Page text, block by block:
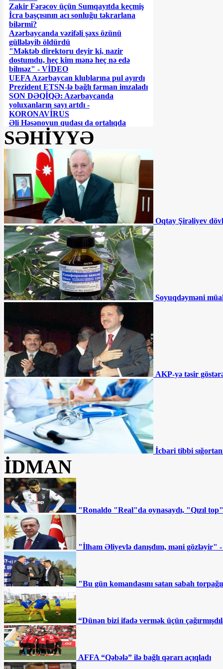
Zakir Fərəcov üçün Sumqayıtda keçmiş
İcra başçısının acı sonluğu təkrarlana
bilərmi?
Azərbaycanda vəzifəli şəxs özünü
güllələyib öldürdü
"Məktəb direktoru deyir ki, nazir
dostumdu, heç kim mənə heç nə edə
bilməz" - VİDEO
UEFA Azərbaycan klublarına pul ayırdı
Prezident ETSN-lə bağlı fərman imzaladı
SON DƏQİQƏ: Azərbaycanda
yoluxanların sayı artdı -
KORONAVİRUS
Əli Həsənovun qudası da ortalıqda
görünmür... - İLGİNC
ƏƏSMN -in 190 manatı koronavirusa
necə "yoluxdurur"?
DGK ləğv olunarsa.... - İDDİA
“Mən də 3 milyonu Çovdarova halal
edirəm” - Tağı Əhmədov
190 manata görə SMS almayanların
nəzərinə!
Ali Məhkəmədən İlqar Məmmədovla
bağlı QƏRAR - BƏRAƏT VERİLDİ
İlham Əliyev sərəncam imzaladı
"Azəriqaz" nədən məhkəmə qapılarında
qalıb? - Büdcə təşkilatlarına kommunal
xərclər üçün pul ayrılsa da...
"İran və Türkiyə arasında ticarət davam
etməlidir" - Ruhani
190 manatın ortaya çıxardığı həqiqətlər -
TƏHLİL
Akif Çovdarov nə edəcək? -
“Gürcüstana gedəcək və...”
Ağdamda 15 il əvvəl tikilən məktəb
çökür - “İnvestisiya planına salınıb,
amma...”
Əhmədzadənin texnikaları Gəncədə
yolları qazıb kimləri varlandırır? -
İDDİA
"Təmiz Şəhər" ASC 2 ildir ki, maliyyə
hesabatı vermir
BÜTÜN XƏBƏRLƏR
SƏHİYYƏ
Oqtay Şirəliyev
Soyuqdəyməni
AKP-yə təsir
İcbari tibbi
İDMAN
"Ronaldo "Real"da oynasaydı, "Qızıl
"İlham Əliyevlə danışdım, məni
"Bu gün komandasını satan sabah
“Dünən bizi ifadə vermək üçün
AFFA “Qəbələ” ilə bağlı qərarı açıqladı